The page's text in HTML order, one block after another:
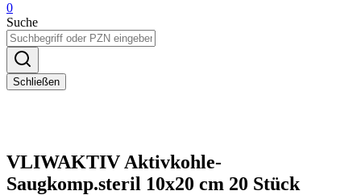
0
Suche
Schließen
VLIWAKTIV Aktivkohle-
Saugkomp.steril 10x20 cm 20 Stück